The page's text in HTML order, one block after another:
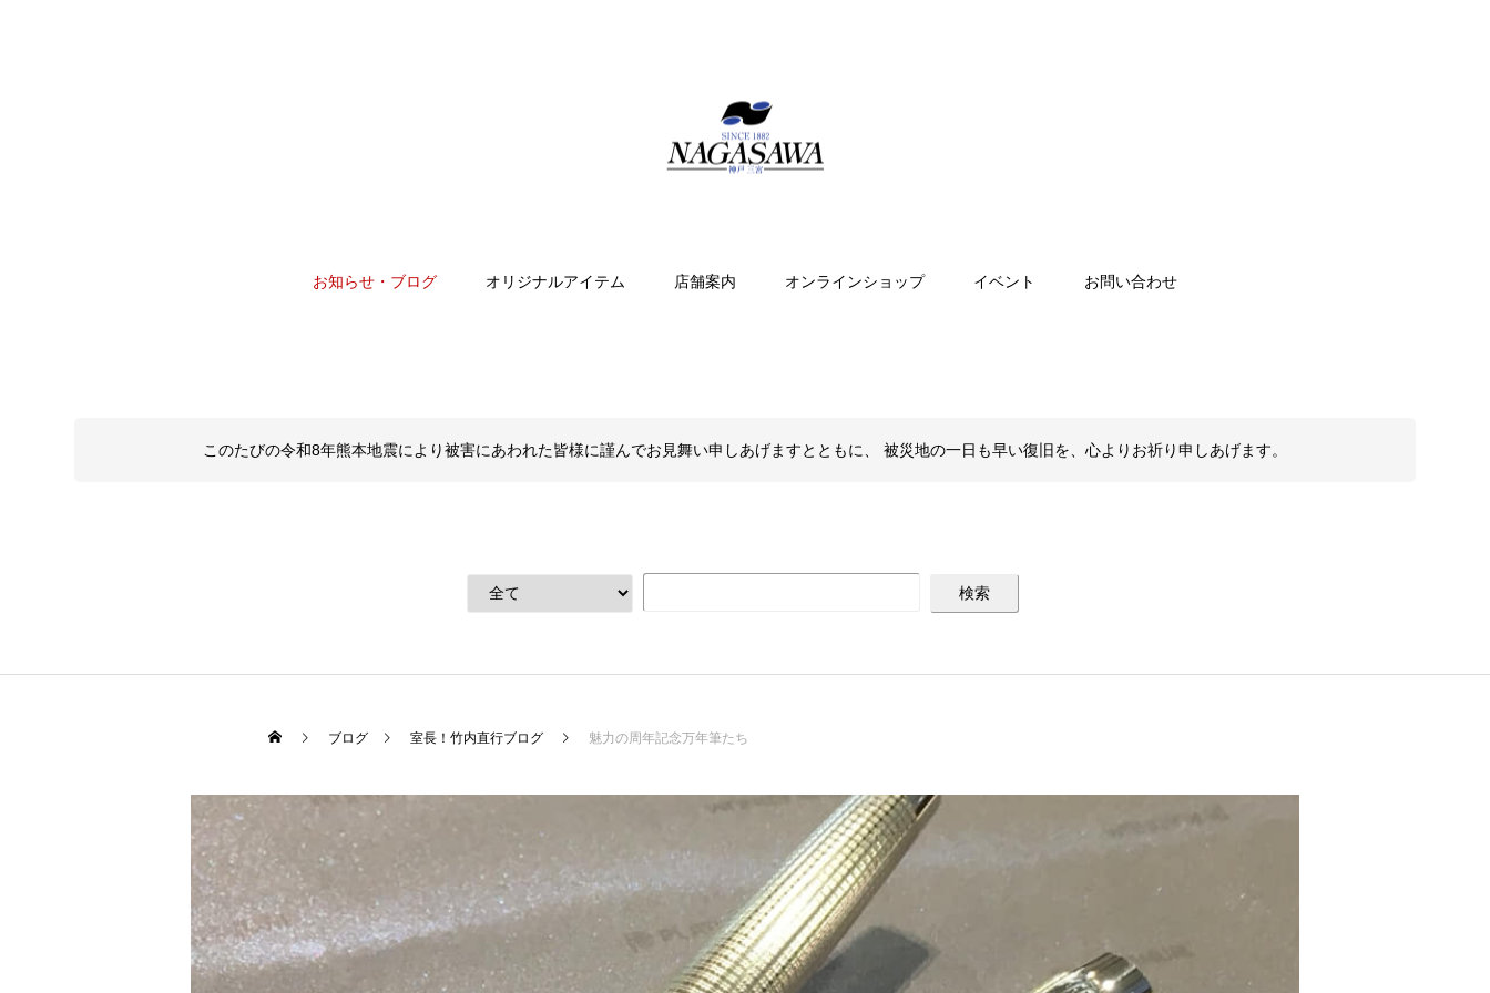
お知らせ・ブログ オリジナルアイテム 店舗案内 オンラインショップ イベント お問い合わせ
このたびの令和8年熊本地震により被害にあわれた皆様に謹んでお見舞い申しあげますとともに、 被災地の一日も早い復旧を、心よりお祈り申しあげます。
ブログ 室長！竹内直行ブログ 魅力の周年記念万年筆たち